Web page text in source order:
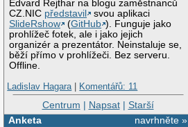
Edvard Rejthar na blogu zaměstnanců
CZ.NIC představil
svou aplikaci
SlideRshow
(GitHub ). Funguje jako
prohlížeč fotek, ale i jako jejich
organizér a prezentátor. Neinstaluje se,
běží přímo v prohlížeči. Bez serveru.
Offline.
Ladislav Hagara| Komentářů: 11
Centrum | Napsat| Starší
navrhněte »
Anketa